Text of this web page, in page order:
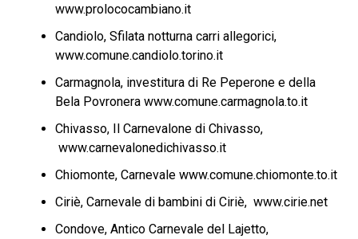
www.prolococambiano.it
Candiolo, Sfilata notturna carri allegorici,
www.comune.candiolo.torino.it
Carmagnola, investitura di Re Peperone e della
Bela Povronera www.comune.carmagnola.to.it
Chivasso, Il Carnevalone di Chivasso,
www.carnevalonedichivasso.it
Chiomonte, Carnevale www.comune.chiomonte.to.it
Ciriè, Carnevale di bambini di Ciriè, www.cirie.net
Condove, Antico Carnevale del Lajetto,